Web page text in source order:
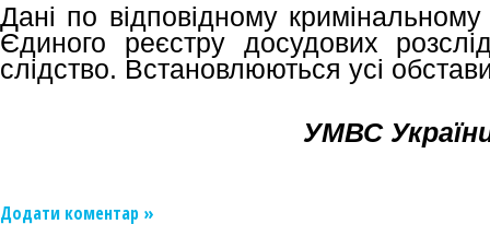
Дані по відповідному
Єдиного реєстру досудових
слідство. Встановлюються усі
УМВС України
Додати коментар »